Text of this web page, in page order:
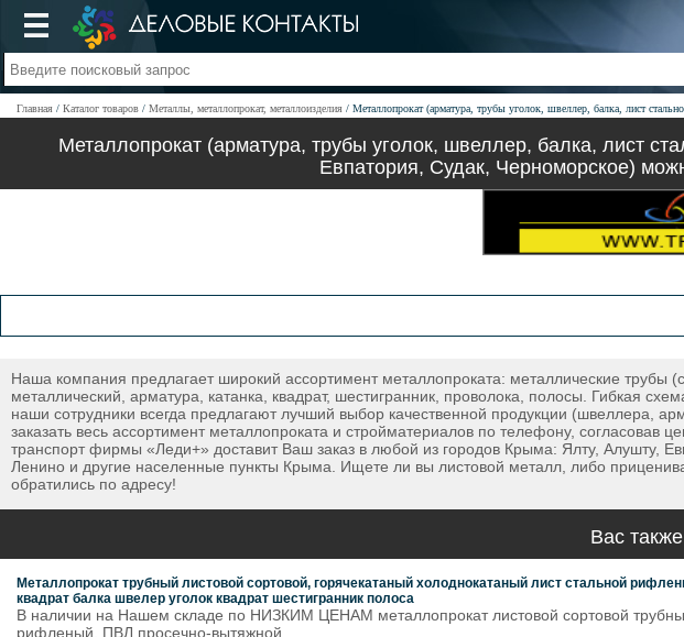
Главная Каталог товаров Металлы, металлопрокат, металлоизделия Металлопрокат (арматура, трубы уголок, швеллер, балка, лист
Металлопрокат (арматура, трубы уголок, швеллер, балка, лист
Евпатория, Судак, Черноморское)
Наша компания предлагает широкий ассортимент металлопроката: металлические трубы
металлический, арматура, катанка, квадрат, шестигранник, проволока, полосы. Гибкая
наши сотрудники всегда предлагают лучший выбор качественной продукции (швеллера,
заказать весь ассортимент металлопроката и стройматериалов по телефону,
транспорт фирмы «Леди+» доставит Ваш заказ в любой из городов Крыма: Ялту, Алушту,
Ленино и другие населенные пункты Крыма. Ищете ли вы листовой металл, либо
обратились по адресу!
Вас
Металлопрокат трубный листовой сортовой, горячекатаный холоднокатаный лист стальной
квадрат балка швелер уголок квадрат шестигранник полоса
В наличии на Нашем складе по НИЗКИМ ЦЕНАМ металлопрокат листовой сортовой
рифленый, ПВЛ просечно-вытяжной